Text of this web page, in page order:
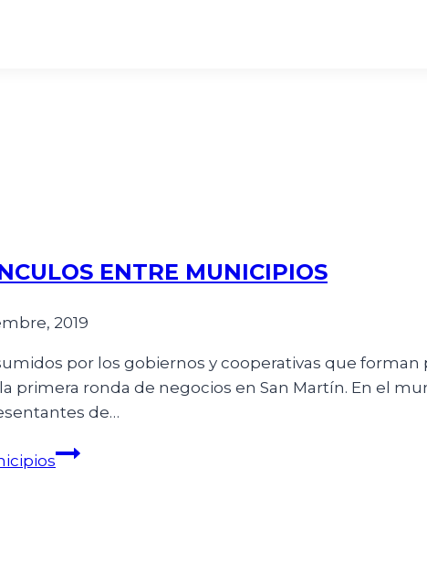
ENTRE MUNICIPIOS
2019
por los gobiernos y cooperativas que forman
primera ronda de negocios en San Martín. En el
de…